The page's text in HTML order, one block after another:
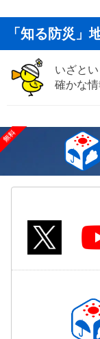
「知る防災」
いざと
確かな